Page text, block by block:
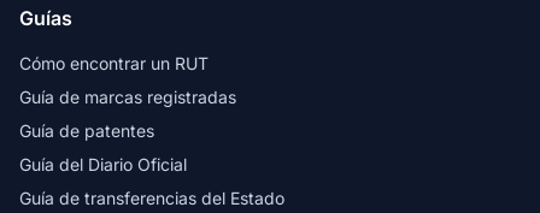
Guías
Cómo encontrar un RUT
Guía de marcas registradas
Guía de patentes
Guía del Diario Oficial
Guía de transferencias del Estado